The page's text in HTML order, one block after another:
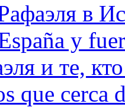
в
y
и те,
que cerca